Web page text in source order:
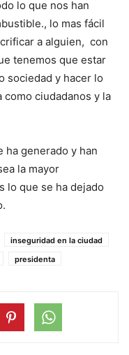
lo que nos han
lo mas fácil
a alguien, con
tenemos que estar
sociedad y hacer lo
ciudadanos y la
ha generado y han
la mayor
lo que se ha dejado
inseguridad en la ciudad
presidenta